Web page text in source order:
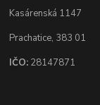
Kasárenská 1147
Prachatice, 383 01
IČO: 28147871